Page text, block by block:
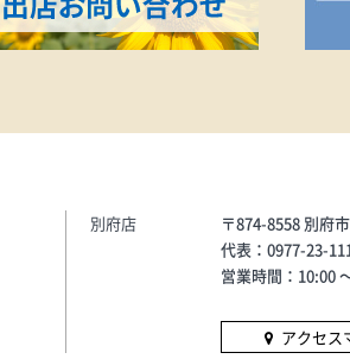
臭剤をつくろう～環境の学習〜
＞■開催日時8月10日(月) 10:30
の楽しみ方、バリスタ体験2.地
球環境のお話し3.まとめ＜第4
回：★大分市環境課の皆様の環
会 とキッズバリスタ体験＞■開
催日時8月18日(火) 10:30～11:30
別府店
〒874-8558 別府
代表：0977-23-
営業時間：10:00
アクセス